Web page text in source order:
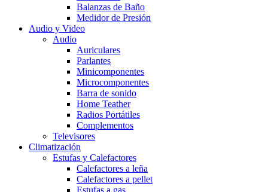
Balanzas de Baño
Medidor de Presión
Audio y Video
Audio
Auriculares
Parlantes
Minicomponentes
Microcomponentes
Barra de sonido
Home Teather
Radios Portátiles
Complementos
Televisores
Climatización
Estufas y Calefactores
Calefactores a leña
Calefactores a pellet
Estufas a gas